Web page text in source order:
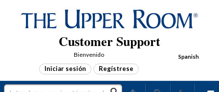
Customer Support
Spanish
Bienvenido
Iniciar sesión Regístrese